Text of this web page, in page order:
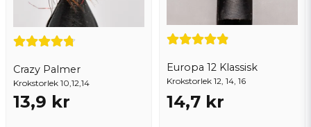
Crazy Palmer
Krokstorlek 10,12,14
13,9 kr
Europa 12 Klassisk
Krokstorlek 12, 14, 16
14,7 kr
Skicka fråga